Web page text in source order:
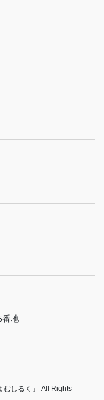
番地
むしるく」 All Rights